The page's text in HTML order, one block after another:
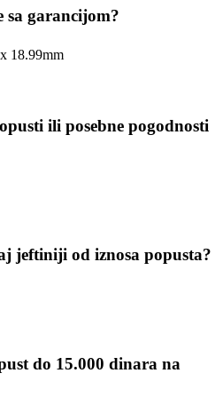
18.99mm
sa garancijom?
ili posebne pogodnosti
jeftiniji od iznosa popusta?
do 15.000 dinara na